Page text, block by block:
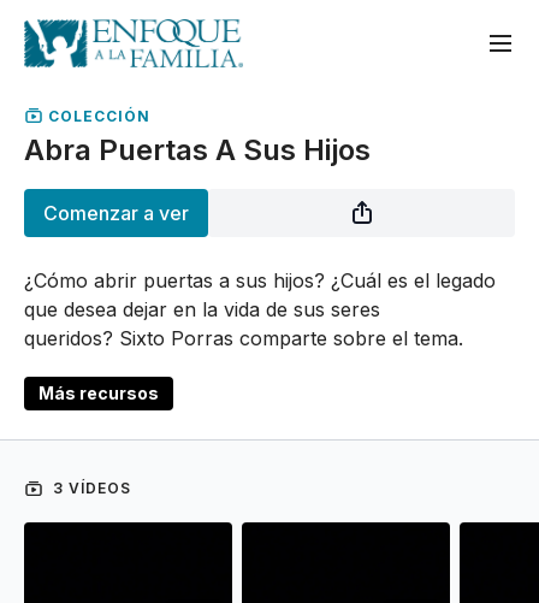
COLECCIÓN
Abra Puertas A Sus Hijos
Comenzar a ver
¿Cómo abrir puertas a sus hijos? ¿Cuál es el legado
que desea dejar en la vida de sus seres
queridos? Sixto Porras comparte sobre el tema.
Más recursos
3 VÍDEOS